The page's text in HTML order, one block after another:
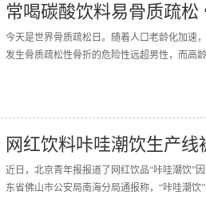
常喝碳酸饮料易骨质疏
今天是世界骨质疏松日。随着人口老龄化加速
发生骨质疏松性骨折的危险性远超男性，而高
网红饮料咔哇潮饮生产线
近日，北京青年报报道了网红饮品“咔哇潮饮”
东省佛山市公安局南海分局通报称，“咔哇潮